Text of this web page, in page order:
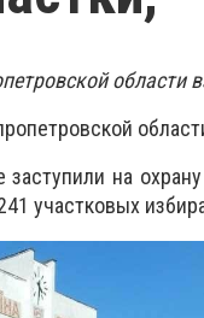
области
на
участковых